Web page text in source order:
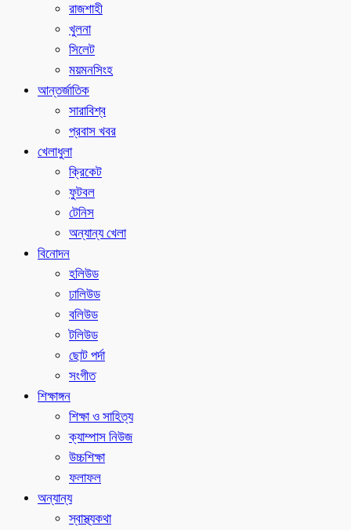
রাজশাহী
খুলনা
সিলেট
ময়মনসিংহ
আন্তর্জাতিক
সারাবিশ্ব
প্রবাস খবর
খেলাধুলা
ক্রিকেট
ফুটবল
টেনিস
অন্যান্য খেলা
বিনোদন
হলিউড
ঢালিউড
বলিউড
টলিউড
ছোট পর্দা
সংগীত
শিক্ষাঙ্গন
শিক্ষা ও সাহিত্য
ক্যাম্পাস নিউজ
উচ্চশিক্ষা
ফলাফল
অন্যান্য
স্বাস্থ্যকথা